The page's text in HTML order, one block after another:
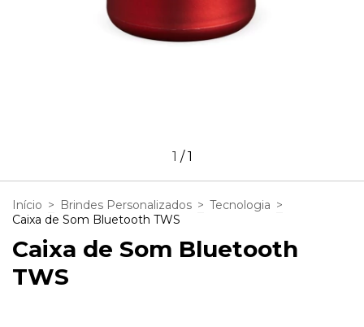
1 /1
Início > Brindes Personalizados > Tecnologia >
Caixa de Som Bluetooth TWS
Caixa de Som Bluetooth
TWS